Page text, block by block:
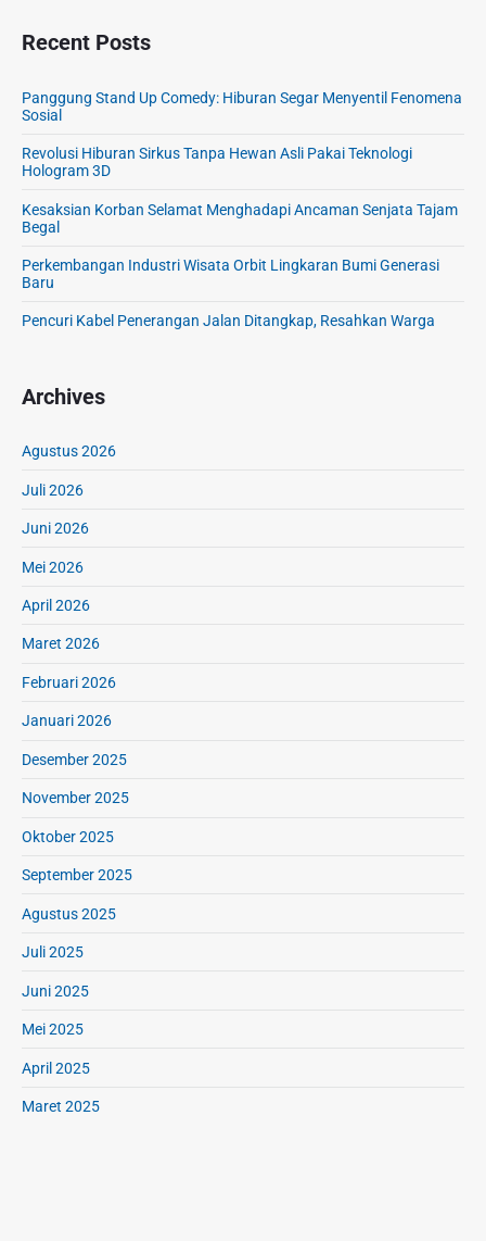
Recent Posts
Panggung Stand Up Comedy: Hiburan Segar Menyentil Fenomena
Sosial
Revolusi Hiburan Sirkus Tanpa Hewan Asli Pakai Teknologi
Hologram 3D
Kesaksian Korban Selamat Menghadapi Ancaman Senjata Tajam
Begal
Perkembangan Industri Wisata Orbit Lingkaran Bumi Generasi
Baru
Pencuri Kabel Penerangan Jalan Ditangkap, Resahkan Warga
Archives
Agustus 2026
Juli 2026
Juni 2026
Mei 2026
April 2026
Maret 2026
Februari 2026
Januari 2026
Desember 2025
November 2025
Oktober 2025
September 2025
Agustus 2025
Juli 2025
Juni 2025
Mei 2025
April 2025
Maret 2025